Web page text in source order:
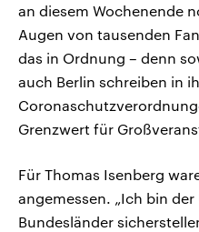
an diesem Wochenende
Augen von tausenden
das in Ordnung – denn
auch Berlin schreiben in
Grenzwert für
Für Thomas Isenberg
angemessen. „Ich bin
Bundesländer